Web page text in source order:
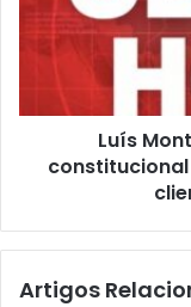
Luís
Artigos